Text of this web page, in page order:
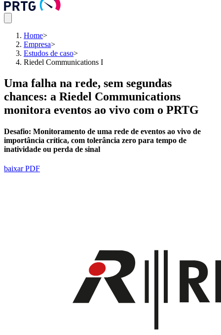
Home>
Empresa>
Estudos de caso>
Riedel Communications I
Uma falha na rede, sem segundas
chances: a Riedel Communications
monitora eventos ao vivo com o PRTG
Desafio: Monitoramento de uma rede de eventos ao vivo de
importância crítica, com tolerância zero para tempo de
inatividade ou perda de sinal
baixar PDF